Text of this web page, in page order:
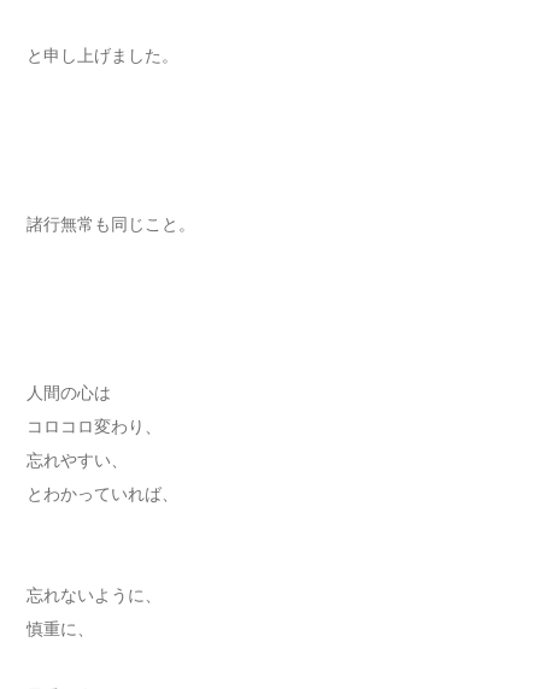
と申し上げました。
諸行無常も同じこと。
人間の心は
コロコロ変わり、
忘れやすい、
とわかっていれば、
忘れないように、
慎重に、